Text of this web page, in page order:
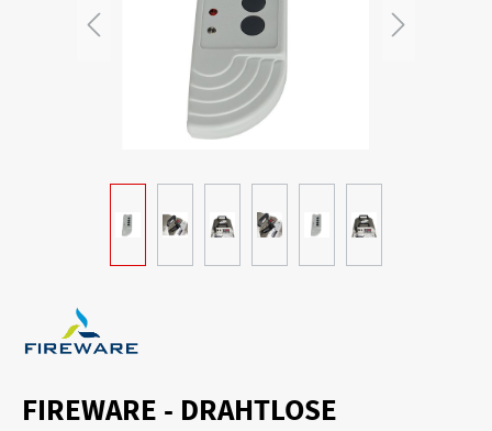
FIREWARE - DRAHTLOSE